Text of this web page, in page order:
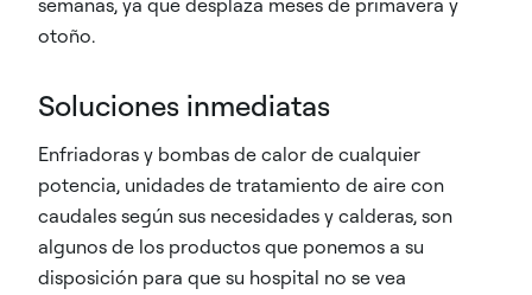
semanas, ya que desplaza meses de primavera y
otoño.​
Soluciones inmediatas
Enfriadoras y bombas de calor de cualquier
potencia, unidades de tratamiento de aire con
caudales según sus necesidades y calderas, son
algunos de los productos que ponemos a su
disposición para que su hospital no se vea